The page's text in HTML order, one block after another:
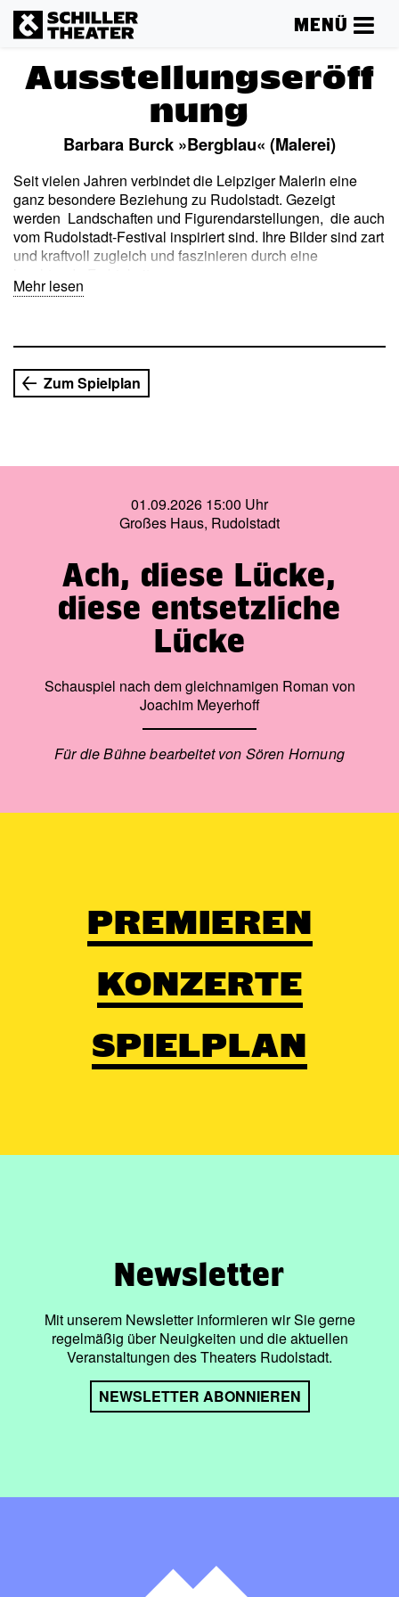
MENÜ
Ausstellungseröff
nung
Barbara Burck »Bergblau« (Malerei)
Seit vielen Jahren verbindet die Leipziger Malerin eine
ganz besondere Beziehung zu Rudolstadt. Gezeigt
werden Landschaften und Figurendarstellungen, die auch
vom Rudolstadt-Festival inspiriert sind. Ihre Bilder sind zart
und kraftvoll zugleich und faszinieren durch eine
Mehr lesen
Zum Spielplan
01.09.2026 15:00 Uhr
Großes Haus, Rudolstadt
Ach, diese Lücke,
diese entsetzliche
Lücke
Schauspiel nach dem gleichnamigen Roman von
Joachim Meyerhoff
Für die Bühne bearbeitet von Sören Hornung
PREMIEREN
KONZERTE
SPIELPLAN
Newsletter
Mit unserem Newsletter informieren wir Sie gerne
regelmäßig über Neuigkeiten und die aktuellen
Veranstaltungen des Theaters Rudolstadt.
NEWSLETTER ABONNIEREN